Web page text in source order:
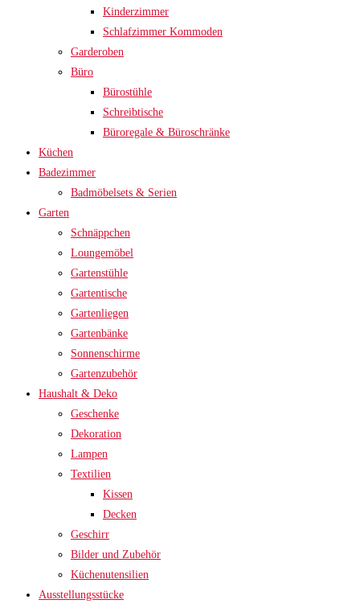
Kinderzimmer
Schlafzimmer Kommoden
Garderoben
Büro
Bürostühle
Schreibtische
Büroregale & Büroschränke
Küchen
Badezimmer
Badmöbelsets & Serien
Garten
Schnäppchen
Loungemöbel
Gartenstühle
Gartentische
Gartenliegen
Gartenbänke
Sonnenschirme
Gartenzubehör
Haushalt & Deko
Geschenke
Dekoration
Lampen
Textilien
Kissen
Decken
Geschirr
Bilder und Zubehör
Küchenutensilien
Ausstellungsstücke